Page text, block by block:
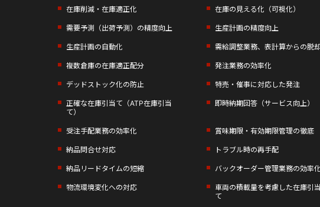
在庫削減・在庫適正化 在庫の見える化（可視化）
需要予測（出荷予測）の精度向上 生産計画の精度向上
生産計画の自動化 需給調整業務、表計算からの脱却
複数倉庫の在庫適正配分 発注業務の効率化
デッドストック化の防止 特売・催事に対応した発注
正確な在庫引当て（ATP在庫引当
て）
即時納期回答（サービス向上）
受注手配業務の効率化 賞味期限・有効期限管理の徹底
納品問合せ対応 トラブル時の再手配
納品リードタイムの短縮 バックオーダー管理業務の効率化
物流環境変化への対応
車両の積載量を考慮した在庫引当
て